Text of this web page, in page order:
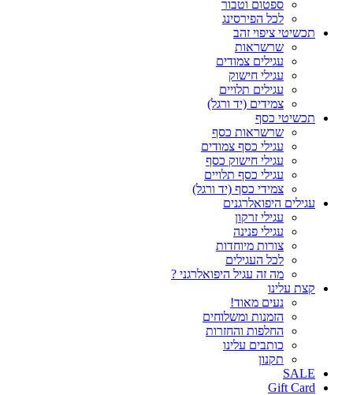
ספטום וטבור
לכל הפירסינג
תכשיטי ציפוי זהב
שרשראות
עגילים צמודים
עגילי חישוק
עגילים תלויים
צמידים (יד ורגל)
תכשיטי כסף
שרשראות כסף
עגילי כסף צמודים
עגילי חישוק כסף
עגילי כסף תלויים
צמידי כסף (יד ורגל)
עגילים היפואלרגנים
עגילי זרקון
עגילי פנינה
צורות מיוחדות
לכל העגילים
מה זה עגיל היפואלרגני ?
קצת עלינו
נעים מאוד!
הזמנות ומשלוחים
החלפות והחזרות
כותבים עלינו
תקנון
SALE
Gift Card